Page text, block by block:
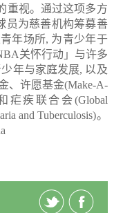
重视。通过这项多方
员为慈善机构筹募善
年场所, 为青少年于
关怀行动」与许多
年与家庭发展, 以及
、许愿基金(Make-A-
疟疾联合会(Global
and Tuberculosis)。